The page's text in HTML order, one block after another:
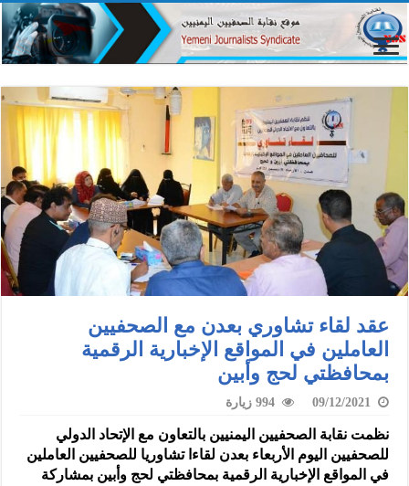
عقد لقاء تشاوري بعدن مع الصحفيين
العاملين في المواقع الإخبارية الرقمية
بمحافظتي لحج وأبين
09/12/2021 994 زيارة
نظمت نقابة الصحفيين اليمنيين بالتعاون مع الإتحاد الدولي
للصحفيين اليوم الأربعاء بعدن لقاءا تشاوريا للصحفيين العاملين
في المواقع الإخبارية الرقمية بمحافظتي لحج وأبين بمشاركة